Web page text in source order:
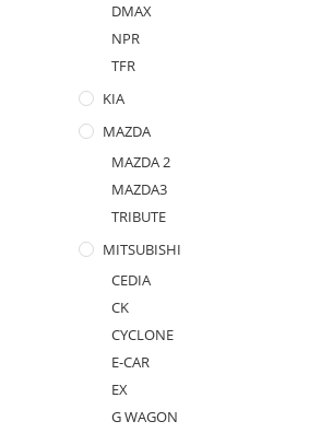
DMAX
NPR
TFR
KIA
MAZDA
MAZDA 2
MAZDA3
TRIBUTE
MITSUBISHI
CEDIA
CK
CYCLONE
E-CAR
EX
G WAGON